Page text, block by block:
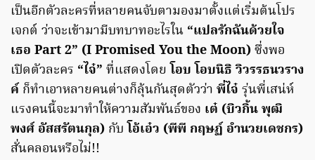
เป็นอีกตัวละครที่หลายคนจับตามองมาตั้งแต่เริ่มต้นโปร
เจกต์ ว่าจะเข้ามามีบทบาทอะไรใน “แปลรักฉันด้วยใจ
เธอ Part 2” (I Promised You the Moon)ซึ่งพอ
เปิดตัวละคร “ไจ๋” ที่แสดงโดยโอบ โอบนิธิ วิวรรธนวราง
ค์ ก็ทำเอาหลายคนต่างก็ลุ้นกันสุดตัวว่า พี่ไจ๋ รุ่นพี่เสน่ห์
แรงคนนี้จะมาทำให้ความสัมพันธ์ของ เต๋ (บิวกิ้น พุฒิ
พงศ์ อัสสรัตนกุล) กับโอ้เอ๋ว (พีพี กฤษฏ์ อำนวยเดชกร)
สั่นคลอนหรือไม่!!